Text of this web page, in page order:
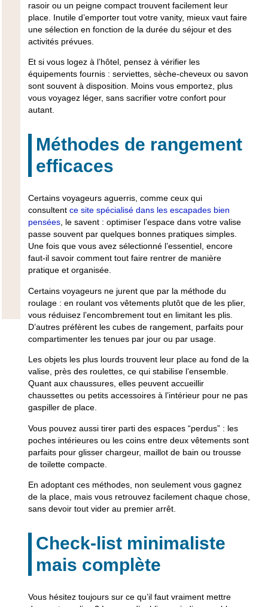
rasoir ou un peigne compact trouvent facilement leur
place. Inutile d’emporter tout votre vanity, mieux vaut faire
une sélection en fonction de la durée du séjour et des
activités prévues.
Et si vous logez à l’hôtel, pensez à vérifier les
équipements fournis : serviettes, sèche-cheveux ou savon
sont souvent à disposition. Moins vous emportez, plus
vous voyagez léger, sans sacrifier votre confort pour
autant.
Méthodes de rangement
efficaces
Certains voyageurs aguerris, comme ceux qui
consultent ce site spécialisé dans les escapades bien
pensées, le savent : optimiser l’espace dans votre valise
passe souvent par quelques bonnes pratiques simples.
Une fois que vous avez sélectionné l’essentiel, encore
faut-il savoir comment tout faire rentrer de manière
pratique et organisée.
Certains voyageurs ne jurent que par la méthode du
roulage : en roulant vos vêtements plutôt que de les plier,
vous réduisez l’encombrement tout en limitant les plis.
D’autres préfèrent les cubes de rangement, parfaits pour
compartimenter les tenues par jour ou par usage.
Les objets les plus lourds trouvent leur place au fond de la
valise, près des roulettes, ce qui stabilise l’ensemble.
Quant aux chaussures, elles peuvent accueillir
chaussettes ou petits accessoires à l’intérieur pour ne pas
gaspiller de place.
Vous pouvez aussi tirer parti des espaces “perdus” : les
poches intérieures ou les coins entre deux vêtements sont
parfaits pour glisser chargeur, maillot de bain ou trousse
de toilette compacte.
En adoptant ces méthodes, non seulement vous gagnez
de la place, mais vous retrouvez facilement chaque chose,
sans devoir tout vider au premier arrêt.
Check-list minimaliste
mais complète
Vous hésitez toujours sur ce qu’il faut vraiment mettre